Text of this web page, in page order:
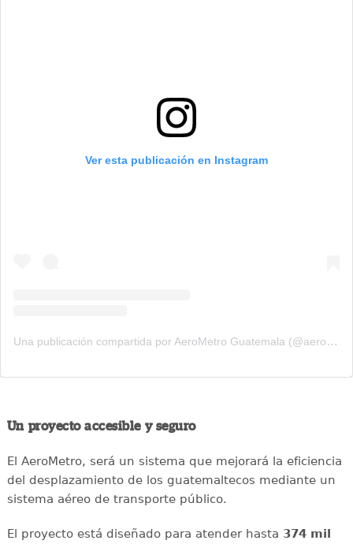
Ver esta publicación en Instagram
Una publicación compartida por AeroMetro Guatemala (@aerometrogt)
Un proyecto accesible y seguro
El AeroMetro, será un sistema que mejorará la eficiencia
del desplazamiento de los guatemaltecos mediante un
sistema aéreo de transporte público.
El proyecto está diseñado para atender hasta 374 mil